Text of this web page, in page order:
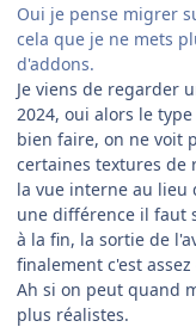
Oui je pense migrer
cela que je ne mets
d'addons.
Je viens de regarder
2024, oui alors le
bien faire, on ne voit
certaines textures de
la vue interne au lieu
une différence il faut
à la fin, la sortie de
finalement c'est
Ah si on peut quand
plus réalistes.